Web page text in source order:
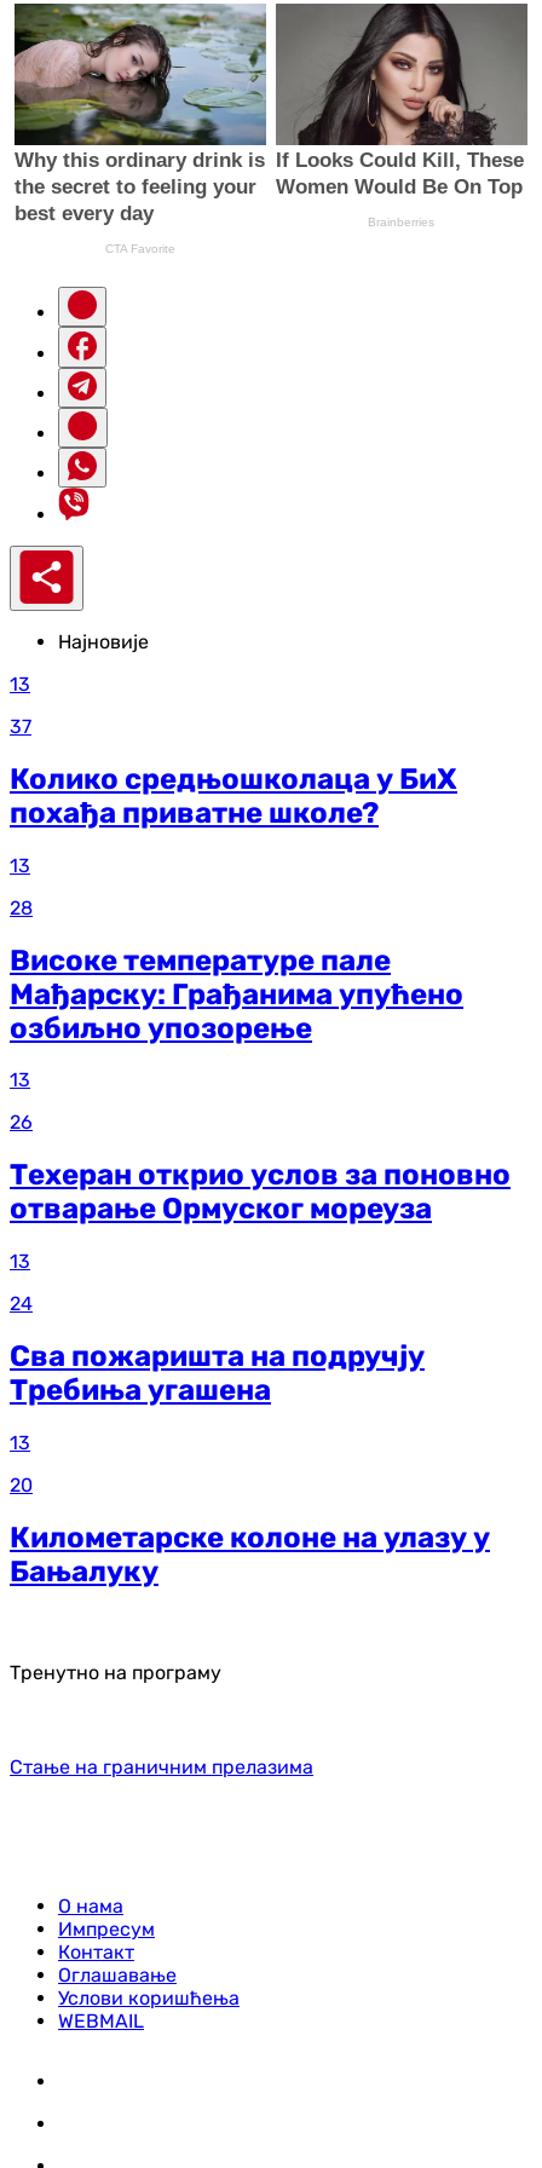
Најновије
13
37
Колико средњошколаца у БиХ
похађа приватне школе?
13
28
Високе температуре пале
Мађарску: Грађанима упућено
озбиљно упозорење
13
26
Техеран открио услов за поновно
отварање Ормуског мореуза
13
24
Сва пожаришта на подручју
Требиња угашена
13
20
Километарске колоне на улазу у
Бањалуку
Тренутно на програму
Стање на граничним прелазима
О нама
Импресум
Контакт
Оглашавање
Услови коришћења
WEBMAIL